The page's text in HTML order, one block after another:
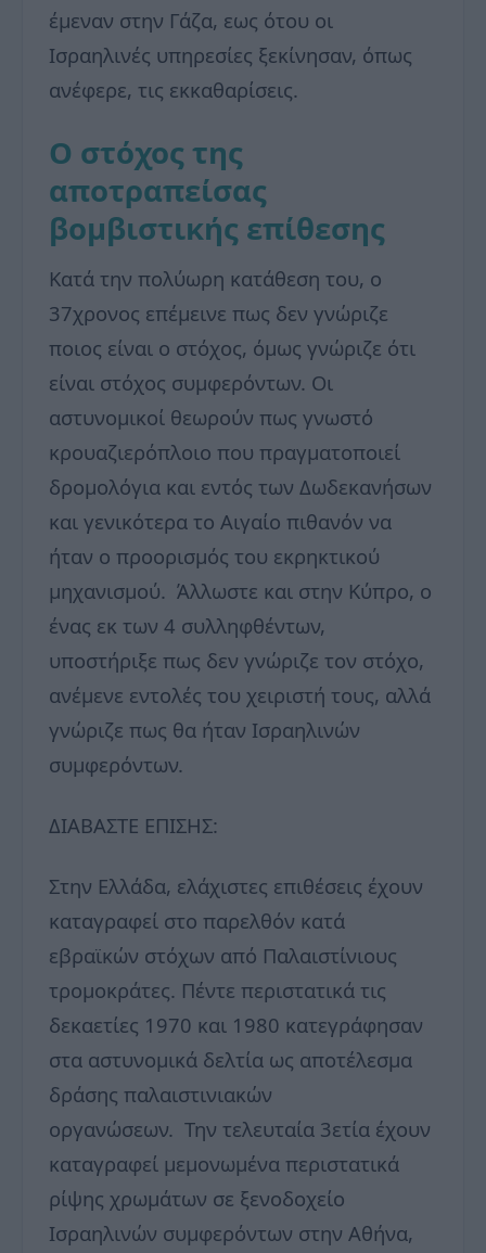
έμεναν στην Γάζα, εως ότου οι
Ισραηλινές υπηρεσίες ξεκίνησαν, όπως
ανέφερε, τις εκκαθαρίσεις.
Ο στόχος της
αποτραπείσας
βομβιστικής επίθεσης
Κατά την πολύωρη κατάθεση του, ο
37χρονος επέμεινε πως δεν γνώριζε
ποιος είναι ο στόχος, όμως γνώριζε ότι
είναι στόχος συμφερόντων. Οι
αστυνομικοί θεωρούν πως γνωστό
κρουαζιερόπλοιο που πραγματοποιεί
δρομολόγια και εντός των Δωδεκανήσων
και γενικότερα το Αιγαίο πιθανόν να
ήταν ο προορισμός του εκρηκτικού
μηχανισμού. Άλλωστε και στην Κύπρο, ο
ένας εκ των 4 συλληφθέντων,
υποστήριξε πως δεν γνώριζε τον στόχο,
ανέμενε εντολές του χειριστή τους, αλλά
γνώριζε πως θα ήταν Ισραηλινών
συμφερόντων.
ΔΙΑΒΑΣΤΕ ΕΠΙΣΗΣ:
Στην Ελλάδα, ελάχιστες επιθέσεις έχουν
καταγραφεί στο παρελθόν κατά
εβραϊκών στόχων από Παλαιστίνιους
τρομοκράτες. Πέντε περιστατικά τις
δεκαετίες 1970 και 1980 κατεγράφησαν
στα αστυνομικά δελτία ως αποτέλεσμα
δράσης παλαιστινιακών
οργανώσεων. Την τελευταία 3ετία έχουν
καταγραφεί μεμονωμένα περιστατικά
ρίψης χρωμάτων σε ξενοδοχείο
Ισραηλινών συμφερόντων στην Αθήνα,